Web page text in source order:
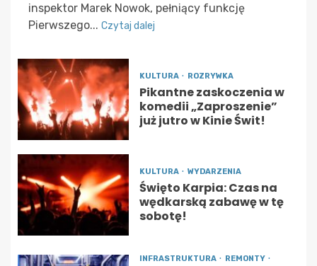
inspektor Marek Nowok, pełniący funkcję
Pierwszego... Czytaj dalej
KULTURA ROZRYWKA
Pikantne zaskoczenia w
komedii „Zaproszenie”
już jutro w Kinie Świt!
KULTURA WYDARZENIA
Święto Karpia: Czas na
wędkarską zabawę w tę
sobotę!
INFRASTRUKTURA REMONTY